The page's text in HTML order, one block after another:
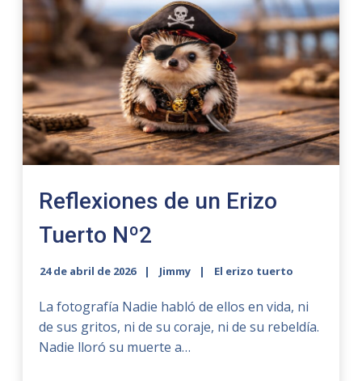
Reflexiones de un Erizo
Tuerto Nº2
24 de abril de 2026 Jimmy El erizo tuerto
La fotografía Nadie habló de ellos en vida, ni
de sus gritos, ni de su coraje, ni de su rebeldía.
Nadie lloró su muerte a…